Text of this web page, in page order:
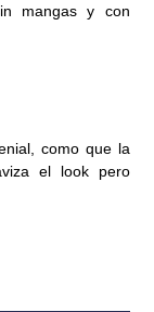
mangas y con
como que la
el look pero